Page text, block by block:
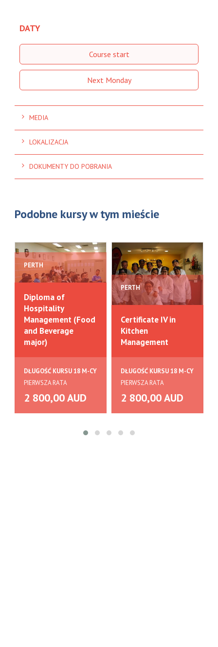
DATY
Course start
Next Monday
MEDIA
LOKALIZACJA
DOKUMENTY DO POBRANIA
Podobne kursy w tym mieście
PERTH
Diploma of
Hospitality
Management (Food
and Beverage
major)
DŁUGOŚĆ KURSU 18 M-CY
PIERWSZA RATA
2 800,00 AUD
PERTH
Certificate IV in
Kitchen
Management
DŁUGOŚĆ KURSU 18 M-CY
PIERWSZA RATA
2 800,00 AUD